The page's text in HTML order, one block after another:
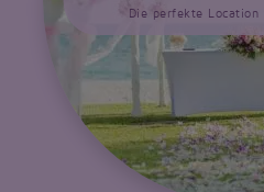
Die perfekte